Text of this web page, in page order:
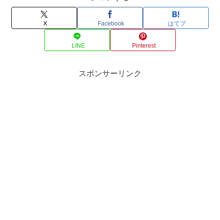
X Facebook はてブ
LINE Pinterest
スポンサーリンク